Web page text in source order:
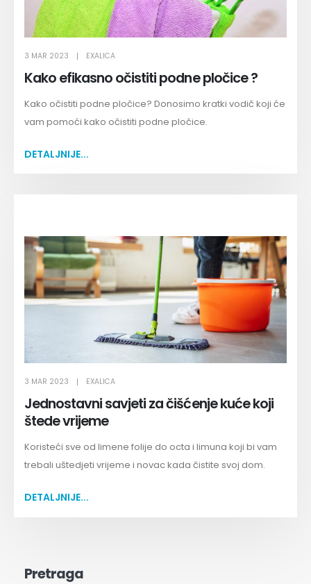
3 MAR 2023 EXALICA
Kako efikasno očistiti podne pločice ?
Kako očistiti podne pločice? Donosimo kratki vodič koji će
vam pomoći kako očistiti podne pločice.
DETALJNIJE...
3 MAR 2023 EXALICA
Jednostavni savjeti za čišćenje kuće koji
štede vrijeme
Koristeći sve od limene folije do octa i limuna koji bi vam
trebali uštedjeti vrijeme i novac kada čistite svoj dom.
DETALJNIJE...
Pretraga